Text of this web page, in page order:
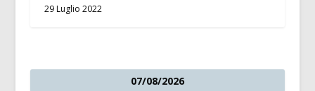
29 Luglio 2022
07/08/2026